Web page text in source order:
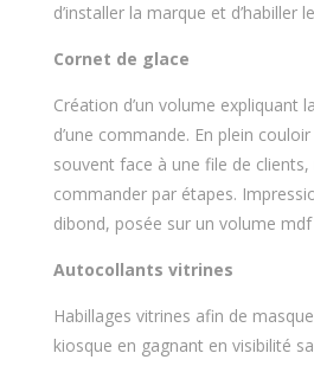
d’installer la marque et d’habiller
Cornet de glace
Création d’un volume expliquant
d’une commande. En plein
souvent face à une file de clients,
commander par étapes.
dibond, posée sur un volume
Autocollants vitrines
Habillages vitrines afin de
kiosque en gagnant en visibilité